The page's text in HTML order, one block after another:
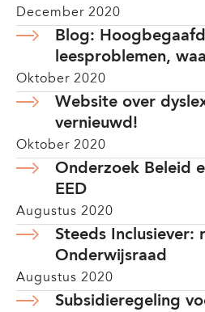
December 2020
Blog:
leesproblemen,
Oktober 2020
Website over
vernieuwd!
Oktober 2020
Onderzoek Beleid
EED
Augustus 2020
Steeds Inclusiever:
Onderwijsraad
Augustus 2020
Subsidieregeling